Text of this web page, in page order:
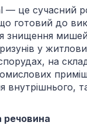
— це сучасний
готовий до
знищення
у
на
внутрішнього,
речовина